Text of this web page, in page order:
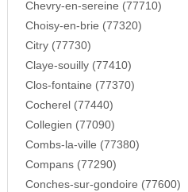
Chevry-en-sereine (77710)
Choisy-en-brie (77320)
Citry (77730)
Claye-souilly (77410)
Clos-fontaine (77370)
Cocherel (77440)
Collegien (77090)
Combs-la-ville (77380)
Compans (77290)
Conches-sur-gondoire (77600)